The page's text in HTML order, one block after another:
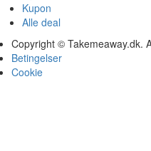
Kupon
Alle deal
Copyright © Takemeaway.dk.
Betingelser
Cookie